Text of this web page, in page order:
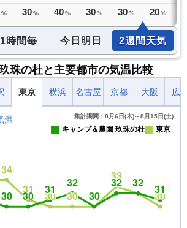
% 30 % 40 % 30 % 30 % 20 %
1時間毎 今日明日 2週間天気
珠の杜と主要都市の気温比較
東京 横浜 名古屋 京都 大阪 広
温 集計期間：8月6日(木)～8月15日(土)
キャンプ＆農園 玖珠の杜 東京